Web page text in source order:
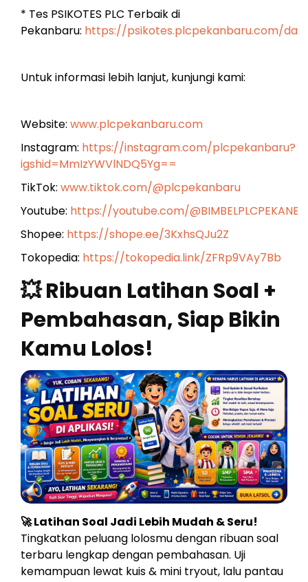
* Tes PSIKOTES PLC Terbaik di
Pekanbaru: https://psikotes.plcpekanbaru.com/
Untuk informasi lebih lanjut, kunjungi kami:
Website: www.plcpekanbaru.com
Instagram: https://instagram.com/plcpekanbaru?
igshid=MmIzYWVlNDQ5Yg==
TikTok: www.tiktok.com/@plcpekanbaru
Youtube: https://youtube.com/
Shopee: https://shope.ee/3KxhsQJu2Z
Tokopedia: https://tokopedia.link/ZFRp9VAy7Bb
💥 Ribuan Latihan Soal +
Pembahasan, Siap Bikin
Kamu Lolos!
🚀 Latihan Soal Jadi Lebih Mudah & Seru!
Tingkatkan peluang lolosmu dengan ribuan soal
terbaru lengkap dengan pembahasan. Uji
kemampuan lewat kuis & mini tryout, lalu pantau